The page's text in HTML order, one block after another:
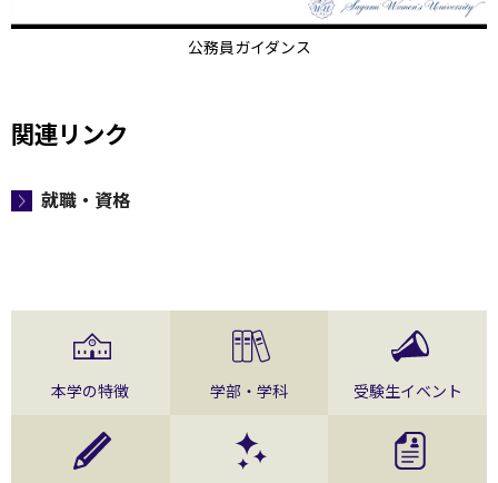
公務員ガイダンス
関連リンク
就職・資格
本学の特徴 学部・学科 受験生イベント